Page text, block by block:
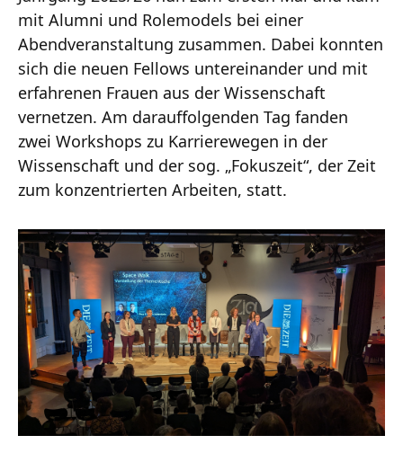
mit Alumni und Rolemodels bei einer
Abendveranstaltung zusammen. Dabei konnten
sich die neuen Fellows untereinander und mit
erfahrenen Frauen aus der Wissenschaft
vernetzen. Am darauffolgenden Tag fanden
zwei Workshops zu Karrierewegen in der
Wissenschaft und der sog. „Fokuszeit“, der Zeit
zum konzentrierten Arbeiten, statt.